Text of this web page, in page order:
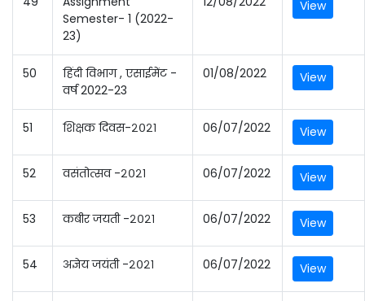
Semester- 1 (2022-
23)
View
50
हिंदी विभाग , एसाईमेंट -
वर्ष 2022-23
01/08/2022 View
51 शिक्षक दिवस-२०२१ 06/07/2022 View
52 वसंतोत्सव -२०२१ 06/07/2022 View
53 कबीर जयती -२०२१ 06/07/2022 View
54 अज्ञेय जयंती -२०२१ 06/07/2022 View